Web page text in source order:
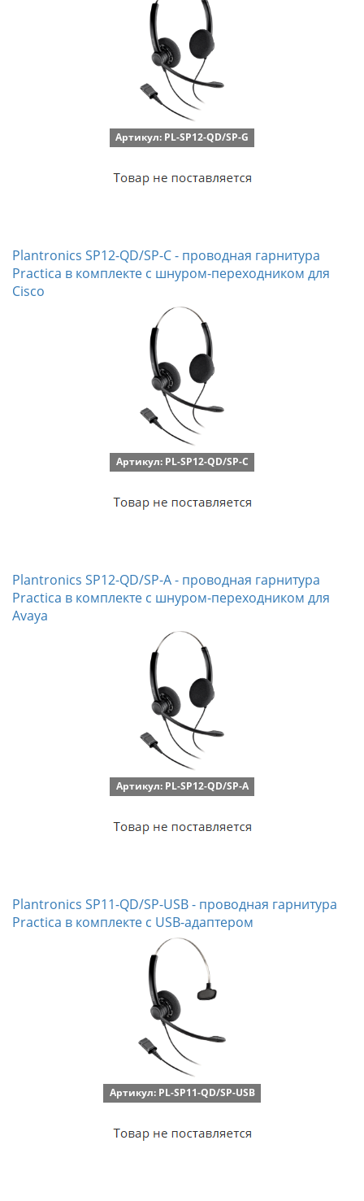
Артикул: PL-SP12-QD/SP-G
Plantronics SP12-QD/SP-C - проводная гарнитура
Practica в комплекте с шнуром-переходником для
Cisco
Артикул: PL-SP12-QD/SP-C
Plantronics SP12-QD/SP-A - проводная гарнитура
Practica в комплекте с шнуром-переходником для
Avaya
Артикул: PL-SP12-QD/SP-A
Plantronics SP11-QD/SP-USB - проводная гарнитура
Practica в комплекте с USB-адаптером
Артикул: PL-SP11-QD/SP-USB